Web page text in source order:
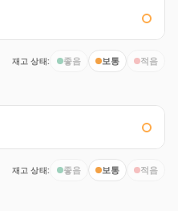
재고 상태: 좋음 보통 적음
재고 상태: 좋음 보통 적음